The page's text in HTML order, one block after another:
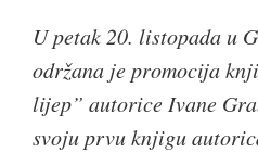
U petak 20. listopada u
održana je promocija
lijep” autorice Ivane
svoju prvu knjigu